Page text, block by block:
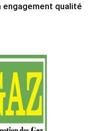
engagement qualité